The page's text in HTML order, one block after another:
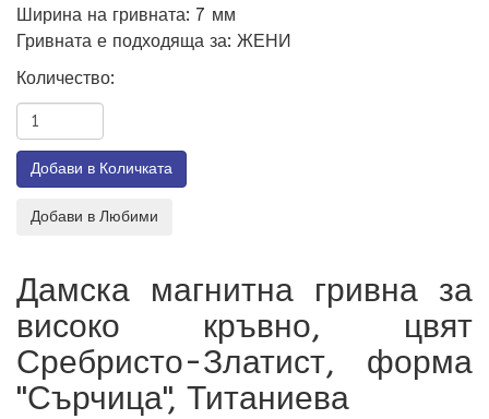
Ширина на гривната: 7 мм
Гривната е подходяща за: ЖЕНИ
Количество:
Дамска магнитна гривна за
високо кръвно, цвят
Сребристо-Златист, форма
"Сърчица", Титаниева